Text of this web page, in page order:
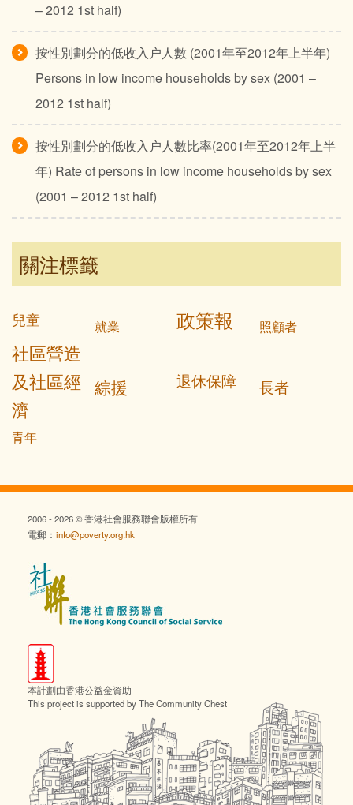
– 2012 1st half)
按性別劃分的低收入户人數 (2001年至2012年上半年)
Persons in low income households by sex (2001 –
2012 1st half)
按性別劃分的低收入户人數比率(2001年至2012年上半
年) Rate of persons in low income households by sex
(2001 – 2012 1st half)
關注標籤
兒童 就業 政策報 照顧者
社區營造
及社區經
濟
綜援 退休保障 長者
青年
2006 - 2026 © 香港社會服務聯會版權所有
電郵： info@poverty.org.hk
本計劃由香港公益金資助
This project is supported by The Community Chest